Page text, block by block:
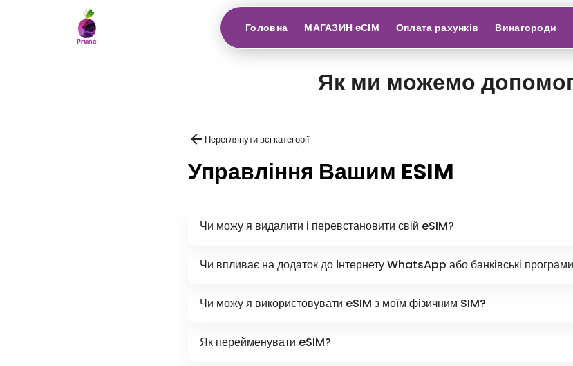
Головна МАГАЗИН eСІМ Оплата рахунків Винагороди
Як ми можемо
Переглянути всі категорії
Управління Вашим ESIM
Чи можу я видалити і перевстановити свій eSIM?
Чи впливає на додаток до Інтернету WhatsApp або банківські
Чи можу я використовувати eSIM з моїм фізичним SIM?
Як перейменувати eSIM?